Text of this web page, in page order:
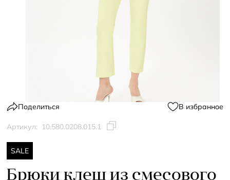
Поделиться В избранное
Артикул: 10.580.0208.015.1
SALE
Брюки клеш из смесового